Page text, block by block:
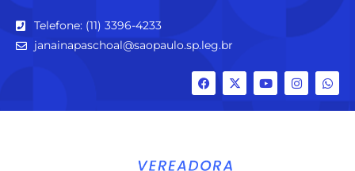
Telefone: (11) 3396-4233
janainapaschoal@saopaulo.sp.leg.br